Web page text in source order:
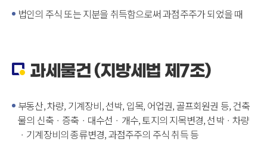
법인의 주식 또는 지분을 취득함으로써 과점주주가 되었을 때
과세물건 (지방세법 제7조)
부동산, 차량, 기계장비, 선박, 입목, 어업권, 골프회원권 등, 건축
물의 신축ㆍ증축ㆍ대수선ㆍ개수, 토지의 지목변경, 선박ㆍ차량
ㆍ기계장비의 종류변경, 과점주주의 주식 취득 등